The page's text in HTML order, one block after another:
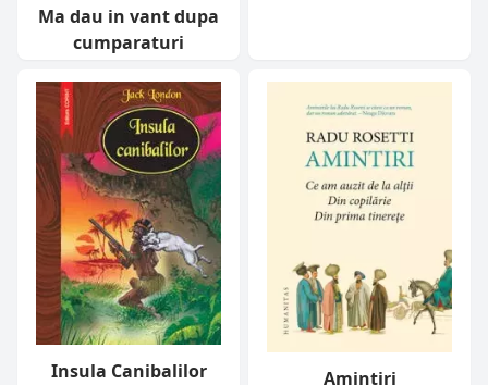
Ma dau in vant dupa
cumparaturi
Insula Canibalilor Amintiri